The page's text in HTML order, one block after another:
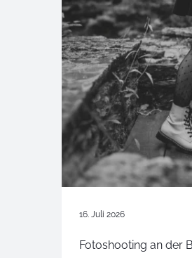
16. Juli 2026
Fotoshooting an der